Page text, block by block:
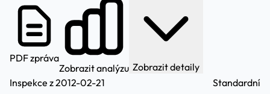
PDF zpráva
Zobrazit analýzu Zobrazit detaily
Inspekce z 2012-02-21
Standardní